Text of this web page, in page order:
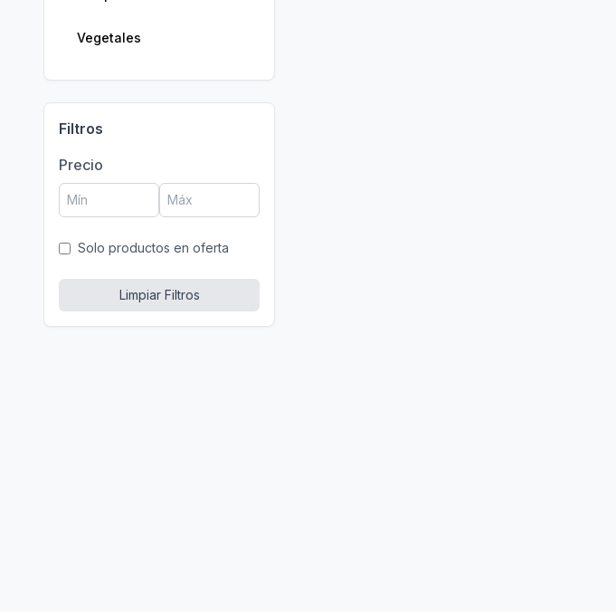
Vegetales
Filtros
Precio
Solo productos en oferta
Limpiar Filtros